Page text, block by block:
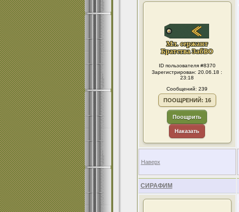
ID пользователя #8370
Зарегистрирован: 20.06.18 :
23:18
Сообщений: 239
ПООЩРЕНИЙ: 16
Поощрить
Наказать
Наверх
СИРАФИМ